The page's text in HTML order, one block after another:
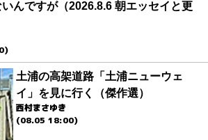
んですが（2026.8.6 朝エッセイと更
土浦の高架道路「土浦ニューウェ
イ」を見に行く（傑作選）
西村まさゆき
(08.05 18:00)